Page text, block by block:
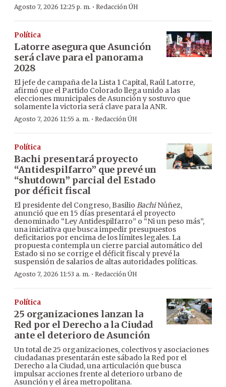
Agosto 7, 2026 12:25 p. m. · Redacción ÚH
Política
Latorre asegura que Asunción
será clave para el panorama
2028
El jefe de campaña de la Lista 1 Capital, Raúl Latorre,
afirmó que el Partido Colorado llega unido a las
elecciones municipales de Asunción y sostuvo que
solamente la victoria será clave para la ANR.
Agosto 7, 2026 11:55 a. m. · Redacción ÚH
Política
Bachi presentará proyecto
“Antidespilfarro” que prevé un
“shutdown” parcial del Estado
por déficit fiscal
El presidente del Congreso, Basilio BachiNúñez,
anunció que en 15 días presentará el proyecto
denominado “Ley Antidespilfarro” o “Ni un peso más”,
una iniciativa que busca impedir presupuestos
deficitarios por encima de los límites legales. La
propuesta contempla un cierre parcial automático del
Estado si no se corrige el déficit fiscal y prevé la
suspensión de salarios de altas autoridades políticas.
Agosto 7, 2026 11:53 a. m. · Redacción ÚH
Política
25 organizaciones lanzan la
Red por el Derecho a la Ciudad
ante el deterioro de Asunción
Un total de 25 organizaciones, colectivos y asociaciones
ciudadanas presentarán este sábado la Red por el
Derecho a la Ciudad, una articulación que busca
impulsar acciones frente al deterioro urbano de
Asunción y el área metropolitana.